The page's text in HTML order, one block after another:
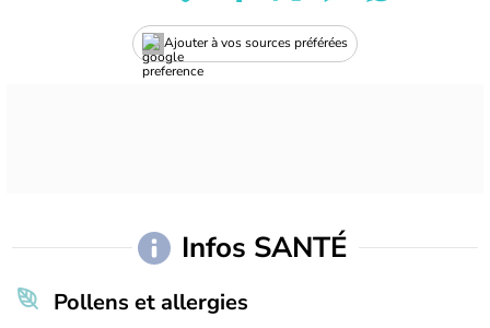
Ajouter à vos sources préférées
Infos SANTÉ
Pollens et allergies